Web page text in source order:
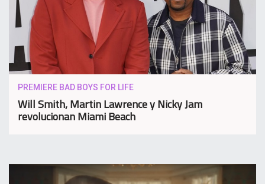
PREMIERE BAD BOYS FOR LIFE
Will Smith, Martin Lawrence y Nicky Jam
revolucionan Miami Beach